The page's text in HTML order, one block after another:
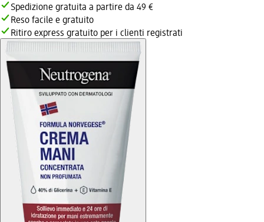
Spedizione gratuita a partire da 49 €
Reso facile e gratuito
Ritiro express gratuito per i clienti registrati